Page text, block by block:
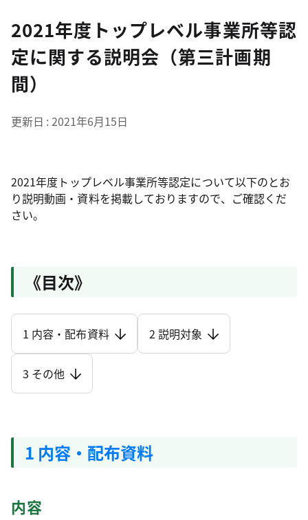
2021年度トップレベル事業所等認
定に関する説明会（第三計画期
間）
更新日 2021年6月15日
2021年度トップレベル事業所等認定について以下のとお
り説明動画・資料を掲載しておりますので、ご確認くだ
さい。
《目次》
1 内容・配布資料 2 説明対象
3 その他
1 内容・配布資料
内容